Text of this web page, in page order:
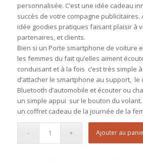
personnalisée. C’est une idée cadeau
succès de votre compagne publicitaires.
idée goodies pratiques faisant plaisir à
partenaires, et clients.
Bien si un Porte smartphone de voiture
les femmes du fait qu’elles aiment
conduisant et à la fois c’est très simple
d’attacher le smartphone au support, le
Bluetooth d’automobile et écouter ou
un simple appui sur le bouton du
un coffret cadeau de la journée de la
Ajouter au